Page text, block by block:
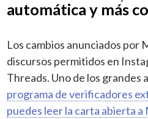
automática y más
Los cambios anunciados por
discursos permitidos en
Threads. Uno de los grandes
programa de verificadores
puedes leer la carta abierta